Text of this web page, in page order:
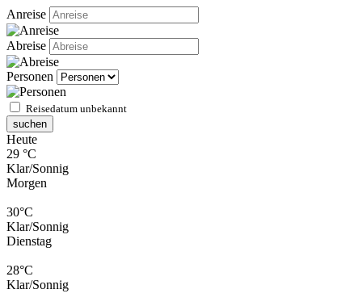
Anreise
Abreise
Personen
Reisedatum unbekannt
suchen
Heute
29 °C
Klar/Sonnig
Morgen
30°C
Klar/Sonnig
Dienstag
28°C
Klar/Sonnig